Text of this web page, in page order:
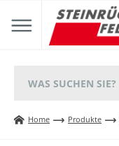
Home Produkte